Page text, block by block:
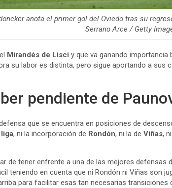
anota el primer gol del Oviedo tras su
Serrano Arce / Getty
Mirandés de Lisci y que va ganando
su labor es distinta, pero sigue aportando a sus
pendiente de
que se encuentra en posiciones de
, ni la incorporación de Rondón, ni la de Viñas,
de tener enfrente a una de las mejores
teniendo en cuenta que ni Rondón ni Viñas son
para facilitar esas tan necesarias transiciones